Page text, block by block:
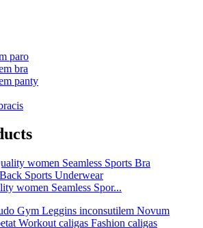
paro
bra
panty
women Seamless Spor...